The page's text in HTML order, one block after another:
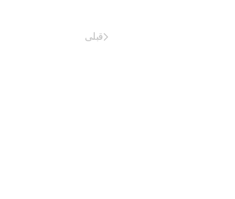
قبلی